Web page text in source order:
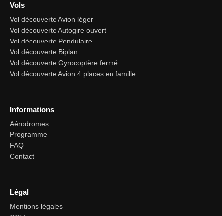
Vols
Vol découverte Avion léger
Vol découverte Autogire ouvert
Vol découverte Pendulaire
Vol découverte Biplan
Vol découverte Gyrocoptère fermé
Vol découverte Avion 4 places en famille
Informations
Aérodromes
Programme
FAQ
Contact
Légal
Mentions légales